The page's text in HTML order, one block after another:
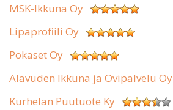
MSK-Ikkuna Oy
Lipaprofiili Oy
Pokaset Oy
Alavuden Ikkuna ja Ovipalvelu Oy
Kurhelan Puutuote Ky